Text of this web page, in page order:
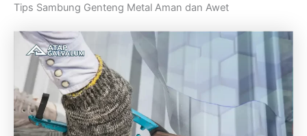
Tips Sambung Genteng Metal Aman dan Awet